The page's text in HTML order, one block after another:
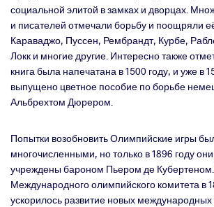
социальной элитой в замках и дворцах.
и писателей отмечали борьбу и поощряли
Караваджо, Пуссен, Рембрандт, Курбе,
Локк и многие другие. Интересно также
книга была напечатана в 1500 году, и уже в
выпущено цветное пособие по борьбе
Альбрехтом Дюрером.
Попытки возобновить Олимпийские игры
многочисленными, но только в 1896 году
учреждены бароном Пьером де
Международного олимпийского комитета в
ускорилось развитие новых